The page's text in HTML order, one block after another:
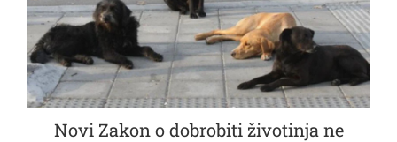
Novi Zakon o dobrobiti životinja ne